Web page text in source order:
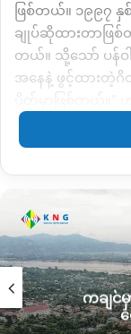
ဖြစ်တယ်။ ၁၉၉၇ နှ
ချုပ်ဆိုထားတာဖြ
တယ်။ သို့သော် ပန်
အနေနဲ့ ဖွင့်ထားတဲ့
ပြောသည်။
ဗိုင်းရပ်စ်သည် ကမ္
အချို့တွင် ဝင်ထွက်ခွ
အတည်ပြုလူနာမတွေ့
ဖြစ်သည်။
ကိုရိုနာဗိုင်းရပ်စ် အ
နှင့် နယ်စပ်ချင်း
ကချ